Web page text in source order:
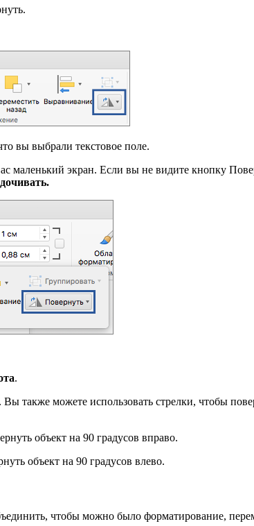
вы выбрали текстовое поле.
маленький экран. Если вы не видите кнопку
.
. Вы также можете использовать стрелки, чтобы
объект на 90 градусов вправо.
объект на 90 градусов влево.
чтобы можно было форматирование,